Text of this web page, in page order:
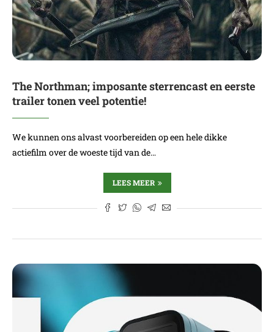
The Northman; imposante sterrencast en eerste
trailer tonen veel potentie!
We kunnen ons alvast voorbereiden op een hele dikke
actiefilm over de woeste tijd van de…
LEES MEER